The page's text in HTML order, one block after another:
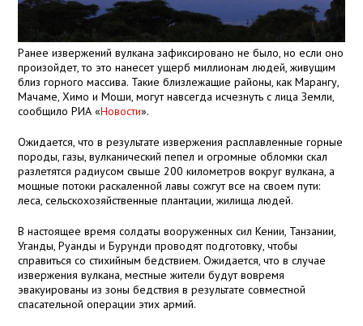
Ранее извержений вулкана зафиксировано не было, но если оно
произойдет, то это нанесет ущерб миллионам людей, живущим
близ горного массива. Такие близлежащие районы, как Марангу,
Мачаме, Химо и Моши, могут навсегда исчезнуть с лица Земли,
сообщило РИА «Новости».
Ожидается, что в результате извержения расплавленные горные
породы, газы, вулканический пепел и огромные обломки скал
разлетятся радиусом свыше200 километров вокруг вулкана, а
мощные потоки раскаленной лавы сожгут все на своем пути:
леса, сельскохозяйственные плантации, жилища людей.
В настоящее время солдаты вооруженных сил Кении, Танзании,
Уганды, Руанды и Бурунди проводят подготовку, чтобы
справиться со стихийным бедствием. Ожидается, что в случае
извержения вулкана, местные жители будут вовремя
эвакуированы из зоны бедствия в результате совместной
спасательной операции этих армий.